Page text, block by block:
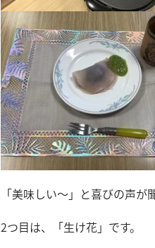
「美味しい～」と喜びの声
2つ目は、「生け花」です。